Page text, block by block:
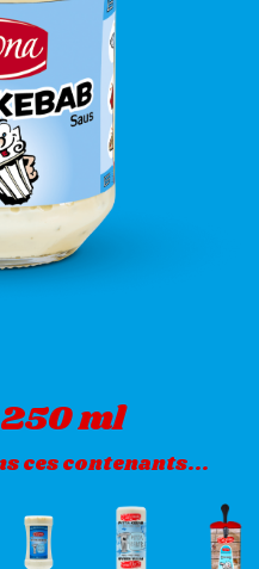
ml
ces contenants...